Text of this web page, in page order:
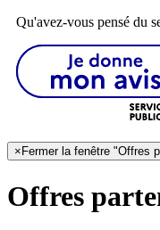
Qu'avez-vous pensé du
× Fermer la fenêtre "Offres
Offres